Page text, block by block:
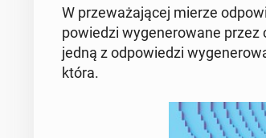
W prze­wa­ża­ją­cej mierze
po­wie­dzi wy­ge­ne­ro­wa­ne przez
jedną z od­po­wie­dzi
która.